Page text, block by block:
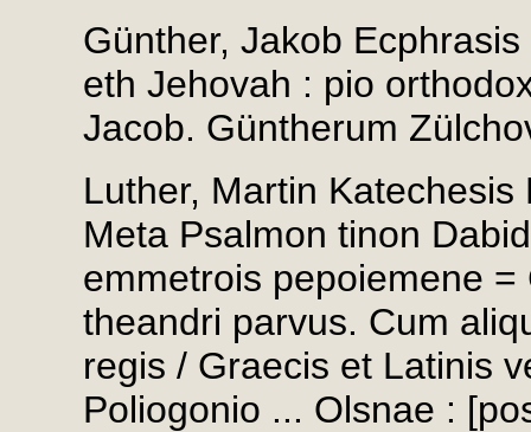
Günther, Jakob
eth Jehovah : pio
Jacob. Güntherum
Luther, Martin
Meta Psalmon tinon
emmetrois pepoiemene
theandri parvus. Cum
regis / Graecis et Latinis
Poliogonio ... Olsnae :